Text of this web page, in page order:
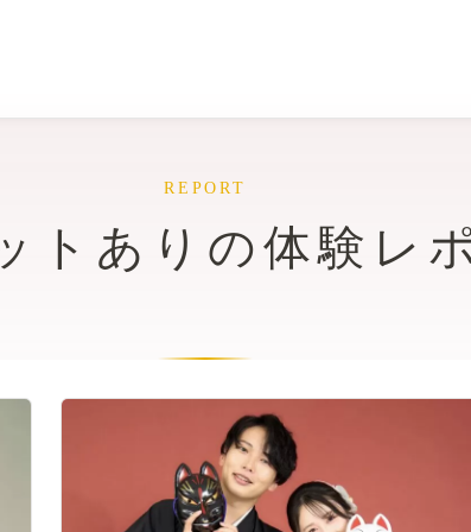
REPORT
トありの体験レ